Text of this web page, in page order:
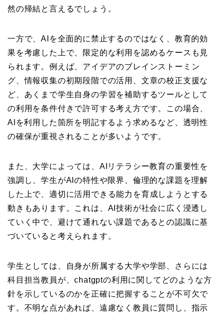
然の帰結と言えるでしょう。
一方で、AIを全面的に禁止するのではなく、教育的効
果を考慮した上で、限定的な利用を認めるケースも見
られます。例えば、アイデアのブレインストーミン
グ、情報収集の初期段階での活用、文章の校正支援な
ど、あくまで学生自身の学習を補助するツールとして
の利用を条件付きで許可する考え方です。この場合、
AIを利用した箇所を明記するよう求めるなど、透明性
の確保が重視されることが多いようです。
また、大学によっては、AIリテラシー教育の重要性を
強調し、学生がAIの特性や限界、倫理的な課題を理解
した上で、適切に活用できる能力を育成しようとする
動きもあります。これは、AI技術が社会に広く浸透し
ていく中で、避けて通れない課題であるとの認識に基
づいていると考えられます。
学生としては、自身が所属する大学や学部、さらには
科目担当教員が、chatgptの利用に関してどのような方
針を示しているのかを正確に把握することが不可欠で
す。不明な点があれば、遠慮なく教員に質問し、指示